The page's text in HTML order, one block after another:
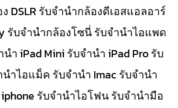
DSLR รับจำนำกล้องดีเอสแอลอาร์
รับจำนำกล้องโซนี่ รับจำนำไอแพด
ำ iPad Mini รับจำนำ iPad Pro รับ
ำไอแม็ค รับจำนำ Imac รับจำนำ
รับจำนำไอโฟน รับจำนำมือ